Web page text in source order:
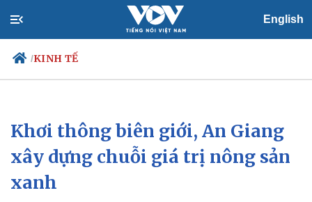
English
/KINH TẾ
Chính trị
Đảng
Tổ chức nhân sự
Quốc hội
Xã hội
Tin 24h
Dự báo thời tiết
Khơi thông biên giới, An Giang
xây dựng chuỗi giá trị nông sản
xanh